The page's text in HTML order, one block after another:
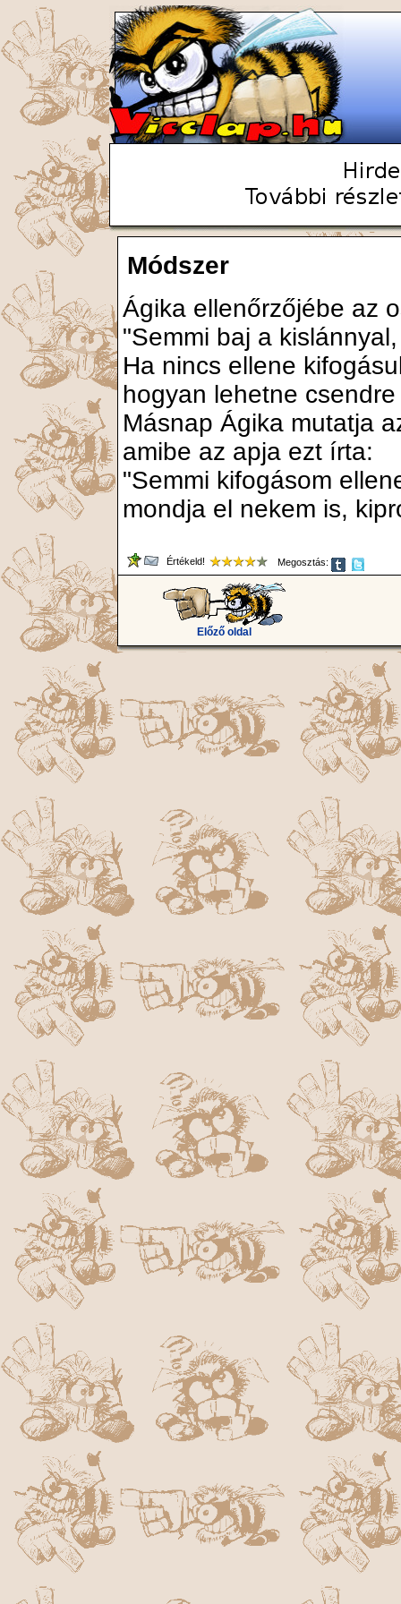
Módszer
Ágika ellenőrzőjébe az
"Semmi baj a
Ha nincs ellene
hogyan lehetne
Másnap Ágika mutatja
amibe az apja ezt írta:
"Semmi kifogásom
mondja el nekem is,
Értékeld! Megosztás:
Előző oldal